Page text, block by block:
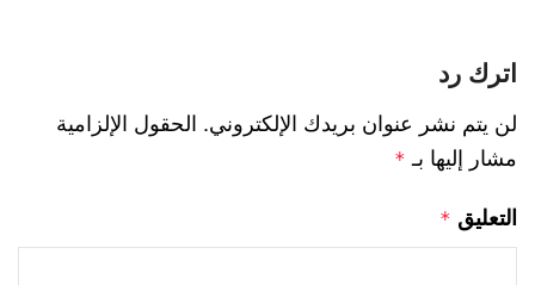
اترك رد
لن يتم نشر عنوان بريدك الإلكتروني. الحقول الإلزامية
مشار إليها بـ *
التعليق *